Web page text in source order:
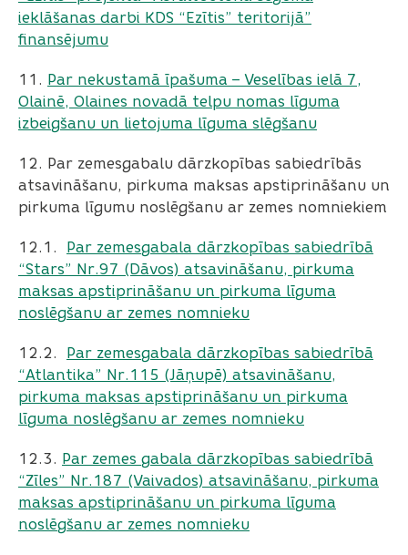
ieklāšanas darbi KDS “Ezītis” teritorijā”
finansējumu
11. Par nekustamā īpašuma – Veselības ielā 7,
Olainē, Olaines novadā telpu nomas līguma
izbeigšanu un lietojuma līguma slēgšanu
12. Par zemesgabalu dārzkopības sabiedrībās
atsavināšanu, pirkuma maksas apstiprināšanu un
pirkuma līgumu noslēgšanu ar zemes nomniekiem
12.1. ​​​​​​​ Par zemesgabala dārzkopības sabiedrībā
“Stars” Nr.97 (Dāvos) atsavināšanu, pirkuma
maksas apstiprināšanu un pirkuma līguma
noslēgšanu ar zemes nomnieku
12.2. ​​​​​​​ Par zemesgabala dārzkopības sabiedrībā
“Atlantika” Nr.115 (Jāņupē) atsavināšanu,
pirkuma maksas apstiprināšanu un pirkuma
līguma noslēgšanu ar zemes nomnieku
12.3. Par zemes gabala dārzkopības sabiedrībā
“Zīles” Nr.187 (Vaivados) atsavināšanu, pirkuma
maksas apstiprināšanu un pirkuma līguma
noslēgšanu ar zemes nomnieku